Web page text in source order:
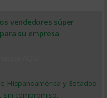
vendedores súper
su empresa
Hispanoamérica y Estados
sin compromiso.